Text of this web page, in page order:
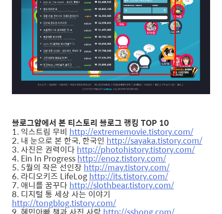
블로그얌에서 본 티스토리 블로그 랭킹 TOP 10
1. 익스트림 무비 http://extrememovie.tistory.com/
2. 내 눈으로 본 한국, 한국인 http://sayaka.tistory.com/
3. 사진은 권력이다 http://photohistory.tistory.com/
4. Ein In Progress http://enoz.tistory.com/
5. 5월의 작은 선인장 http://may.tistory.com/
6. 라디오키즈 LifeLog http://its.tistory.com/
7. 애니를 꿈꾸다 http://slothbear.tistory.com/
8. 디지털 통 세상 사는 이야기
http://tongblog.tistory.com/